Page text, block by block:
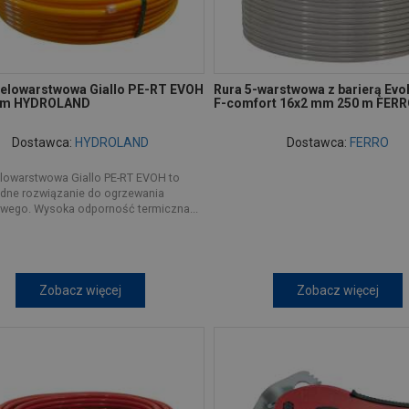
Giallo PE-RT EVOH
HYDROLAND
Dostawca: HYDROLAND
Giallo PE-RT EVOH to
rozwiązanie do ogrzewania
Wysoka odporność termiczna...
Zobacz więcej
Rura 5-warstwowa z barierą
F-comfort 16x2 mm 250 m
Dostawca: FERRO
Zobacz więcej